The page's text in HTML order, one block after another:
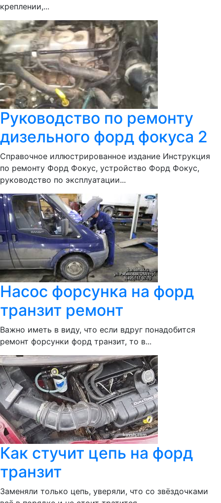
креплении,...
Руководство по ремонту
дизельного форд фокуса 2
Справочное иллюстрированное издание Инструкция
по ремонту Форд Фокус, устройство Форд Фокус,
руководство по эксплуатации...
Насос форсунка на форд
транзит ремонт
Важно иметь в виду, что если вдруг понадобится
ремонт форсунки форд транзит, то в...
Как стучит цепь на форд
транзит
Заменяли только цепь, уверяли, что со звёздочками